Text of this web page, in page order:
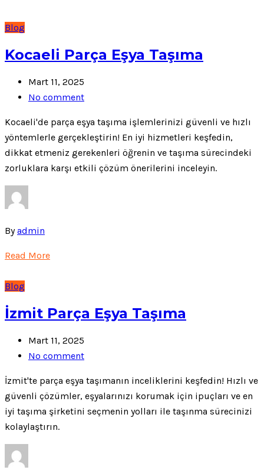
Blog
Kocaeli Parça Eşya Taşıma
Mart 11, 2025
No comment
Kocaeli'de parça eşya taşıma işlemlerinizi güvenli ve hızlı
yöntemlerle gerçekleştirin! En iyi hizmetleri keşfedin,
dikkat etmeniz gerekenleri öğrenin ve taşıma sürecindeki
zorluklara karşı etkili çözüm önerilerini inceleyin.
Byadmin
Read More
Blog
İzmit Parça Eşya Taşıma
Mart 11, 2025
No comment
İzmit'te parça eşya taşımanın inceliklerini keşfedin! Hızlı ve
güvenli çözümler, eşyalarınızı korumak için ipuçları ve en
iyi taşıma şirketini seçmenin yolları ile taşınma sürecinizi
kolaylaştırın.